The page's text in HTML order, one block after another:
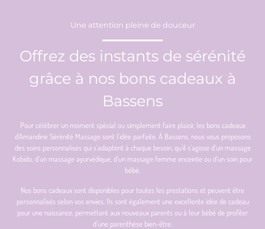
Une attention pleine de douceur
Offrez des instants de sérénité
grâce à nos bons cadeaux à
Bassens
Pour célébrer un moment spécial ou simplement faire plaisir, les bons cadeaux
d’Amandine Sérénité Massage sont l’idée parfaite. À Bassens, nous vous proposons
des soins personnalisés qui s’adaptent à chaque besoin, qu’il s’agisse d’un massage
Kobido, d’un massage ayurvédique, d’un massage femme enceinte ou d’un soin pour
bébé.
Nos bons cadeaux sont disponibles pour toutes les prestations et peuvent être
personnalisés selon vos envies. Ils sont également une excellente idée de cadeau
pour une naissance, permettant aux nouveaux parents ou à leur bébé de profiter
d’une parenthèse bien-être.